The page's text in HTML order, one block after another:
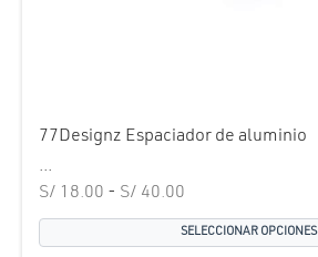
77Designz Espaciador de aluminio
...
S/ 18.00 - S/ 40.00
de
precios:
SELECCIONAR OPCIONES